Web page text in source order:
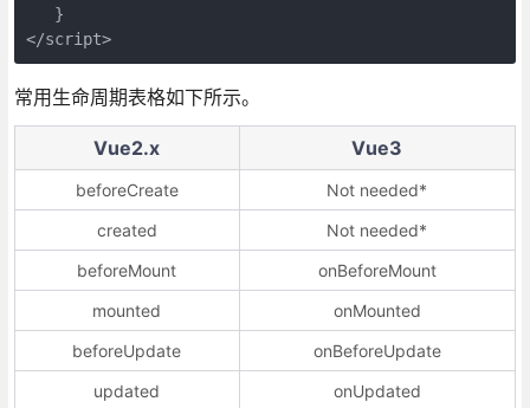
   }
</script>
常用生命周期表格如下所示。
Vue2.x Vue3
beforeCreate
Not needed*
created
Not needed*
beforeMount
onBeforeMount
mounted
onMounted
beforeUpdate
onBeforeUpdate
updated
onUpdated